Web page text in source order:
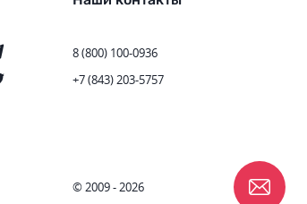
8 (800) 100-0936
+7 (843) 203-5757
© 2009 - 2026